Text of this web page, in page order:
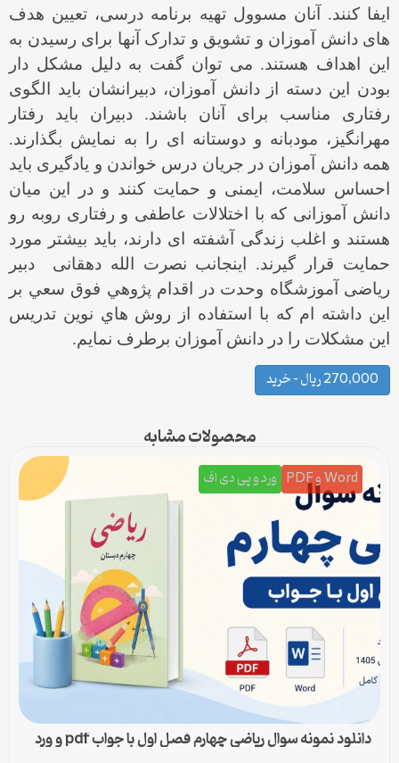
ایفا کنند. آنان مسوول تهیه برنامه درسی، تعیین هدف
های دانش آموزان و تشویق و تدارک آنها برای رسیدن به
این اهداف هستند. می توان گفت به دلیل مشکل دار
بودن این دسته از دانش آموزان، دبيرانشان باید الگوی
رفتاری مناسب برای آنان باشند. دبيران باید رفتار
مهرانگیز، مودبانه و دوستانه ای را به نمایش بگذارند.
همه دانش آموزان در جریان درس خواندن و یادگیری باید
احساس سلامت، ایمنی و حمایت کنند و در این میان
دانش آموزانی که با اختلالات عاطفی و رفتاری روبه رو
هستند و اغلب زندگی آشفته ای دارند، باید بیشتر مورد
حمایت قرار گیرند. اينجانب نصرت الله دهقانی دبير
ریاضی آموزشگاه وحدت در اقدام پژوهي فوق سعي بر
اين داشته ام كه با استفاده از روش هاي نوين تدريس
اين مشكلات را در دانش آموزان برطرف نمايم.
270,000 ریال – خرید
محصولات مشابه
Word و PDF ورد و پی دی اف
دانلود نمونه سوال ریاضی چهارم فصل اول با جواب pdf و ورد